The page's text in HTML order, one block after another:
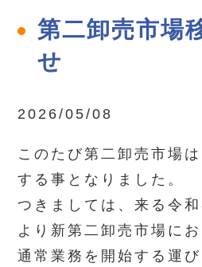
第二卸売市場
せ
2026/05/08
このたび第二卸売市場
する事となりました。
つきましては、来る令
より新第二卸売市場にお
通常業務を開始する運